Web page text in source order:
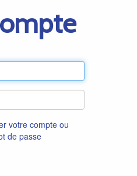
votre compte ou
de passe